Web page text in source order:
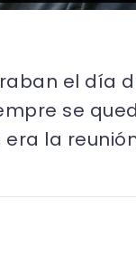
el día
se
la